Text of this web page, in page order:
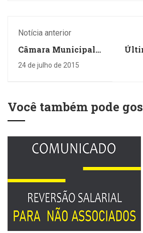
Notícia anterior
Câmara Municipal
de Londrina envia
congratulações pela
24 de julho de 2015
Você também pode